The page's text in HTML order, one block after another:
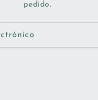
pedido.